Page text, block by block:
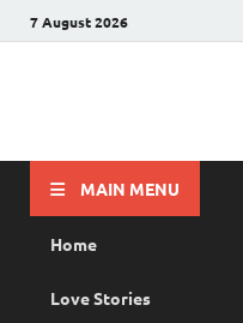
7 August 2026
MAIN MENU
Home
Love Stories